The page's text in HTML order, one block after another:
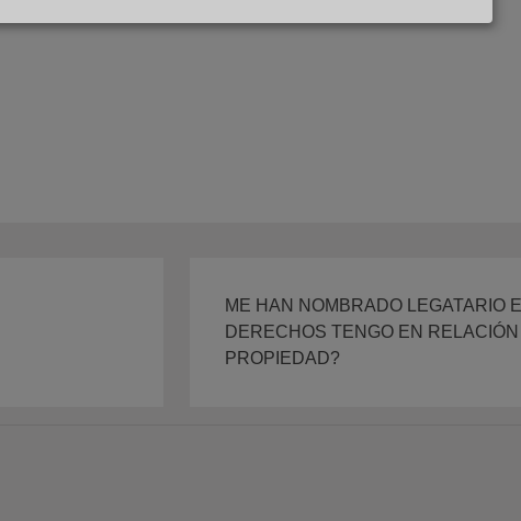
ME HAN NOMBRADO LEGATARIO
DERECHOS TENGO EN
PROPIEDAD?